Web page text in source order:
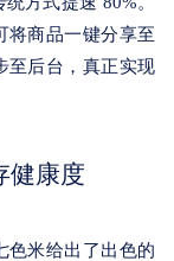
将商品一键分享至
至后台，真正实现
健康度
色米给出了出色的